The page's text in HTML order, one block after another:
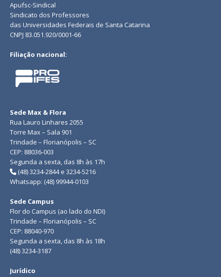
Apufsc-Sindical
Sindicato dos Professores
das Universidades Federais de Santa Catarina
CNPJ 83.051.920/0001-66
Filiação nacional:
Sede Max & Flora
Rua Lauro Linhares 2055
Torre Max – Sala 901
Trindade – Florianópolis – SC
CEP: 88036-003
Segunda a sexta, das 8h às 17h
(48) 3234-2844 e 3234-5216
Whatsapp: (48) 99944-0103
Sede Campus
Flor do Campus (ao lado do NDI)
Trindade – Florianópolis – SC
CEP: 88040-970
Segunda a sexta, das 8h às 18h
(48) 3234-3187
Jurídico